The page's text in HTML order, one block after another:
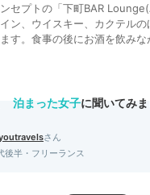
セプトの「下町BAR
ン、ウイスキー、カクテル
す。食事の後にお酒を飲み
泊まった女子に聞いてみま
後半・フリーランス